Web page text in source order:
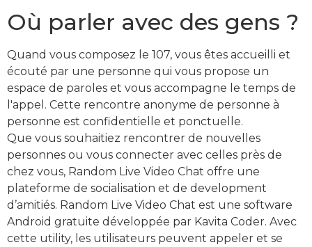
Où parler avec des gens ?
Quand vous composez le 107, vous êtes accueilli et
écouté par une personne qui vous propose un
espace de paroles et vous accompagne le temps de
l'appel. Cette rencontre anonyme de personne à
personne est confidentielle et ponctuelle.
Que vous souhaitiez rencontrer de nouvelles
personnes ou vous connecter avec celles près de
chez vous, Random Live Video Chat offre une
plateforme de socialisation et de development
d’amitiés. Random Live Video Chat est une software
Android gratuite développée par Kavita Coder. Avec
cette utility, les utilisateurs peuvent appeler et se